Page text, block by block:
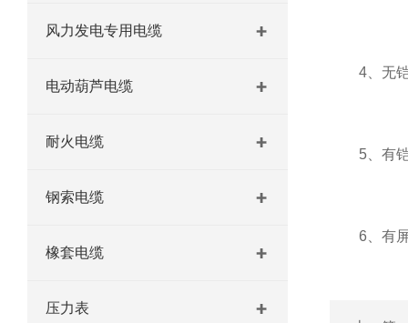
风力发电专用电缆
电动葫芦电缆
耐火电缆
钢索电缆
橡套电缆
压力表
4、无铠
5、有铠
6、有屏